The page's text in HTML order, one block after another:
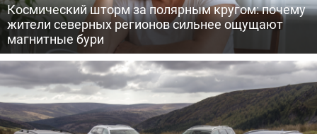
Космический шторм за полярным кругом: почему
жители северных регионов сильнее ощущают
магнитные бури